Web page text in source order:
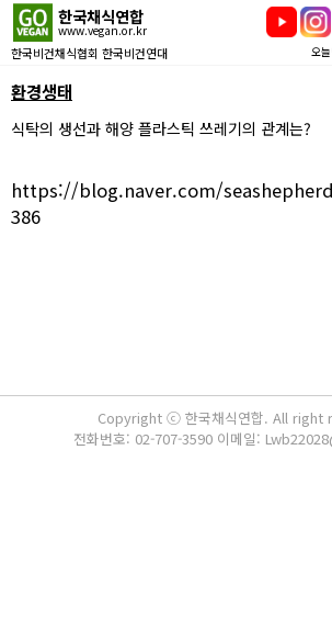
한국채식연합
www.vegan.or.kr
한국비건채식협회 한국비건연대 오
환경생태
식탁의 생선과 해양 플라스틱 쓰레기의 관계는?
https://blog.naver.com/
386
Copyright ⓒ 한국채식연합. All right
전화번호: 02-707-3590 이메일: